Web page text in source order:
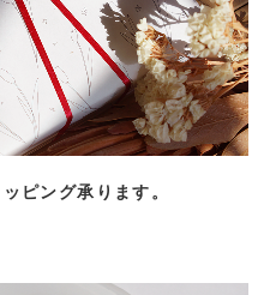
ピング承ります。